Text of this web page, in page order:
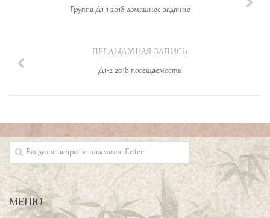
Группа Д1-1 2018 домашнее задание
ПРЕДЫДУЩАЯ ЗАПИСЬ
Д1-2 2018 посещаемость
МЕНЮ
Выражаю сердечную
признательность профессору